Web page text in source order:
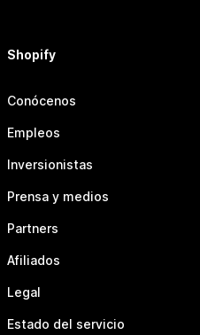
Shopify
Conócenos
Empleos
Inversionistas
Prensa y medios
Partners
Afiliados
Legal
Estado del servicio